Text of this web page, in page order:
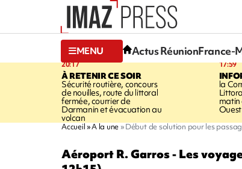
MENU Actus RéunionFrance-
20:17
À RETENIR CE SOIR
Sécurité routière, concours
de nouilles, route du littoral
fermée, courrier de
Darmanin et évacuation au
volcan
17:59
la
matin
Ouest
Accueil A la une Début de solution pour les
Aéroport R. Garros - Les